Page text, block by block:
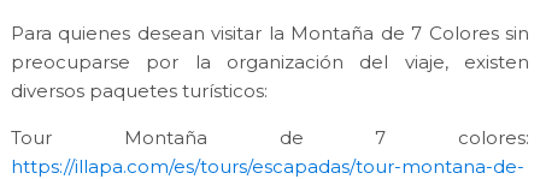
Para quienes desean visitar la Montaña de 7 Colores sin
preocuparse por la organización del viaje, existen
diversos paquetes turísticos:
Tour Montaña de 7 colores:
https://illapa.com/es/tours/escapadas/tour-montana-de-